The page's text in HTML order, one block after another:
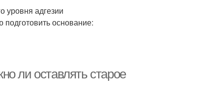
уровня адгезии
подготовить основание:
ли оставлять старое